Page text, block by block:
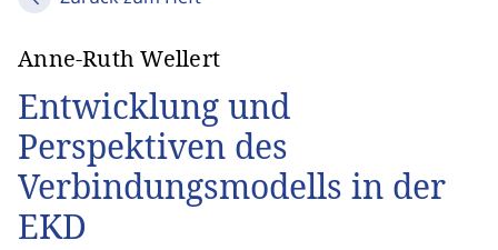
Anne-Ruth Wellert
Entwicklung und
Perspektiven des
Verbindungsmodells in der
EKD